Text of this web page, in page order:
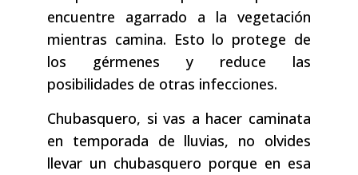
encuentre agarrado a la vegetación
mientras camina. Esto lo protege de
los gérmenes y reduce las
posibilidades de otras infecciones.
Chubasquero, si vas a hacer caminata
en temporada de lluvias, no olvides
llevar un chubasquero porque en esa